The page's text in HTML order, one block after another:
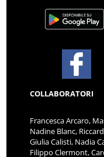
COLLABORATORI
Francesca Arcaro,
Nadine Blanc,
Giulia Calisti, Nadia
Filippo Clermont,